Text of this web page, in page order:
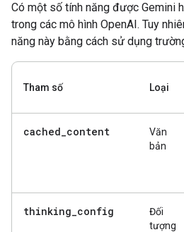
Có một số tính năng được Gemini
trong các mô hình OpenAI. Tuy
năng này bằng cách sử dụng
Tham số Loại
cached_content
Văn
bản
thinking_config
Đối
tượng